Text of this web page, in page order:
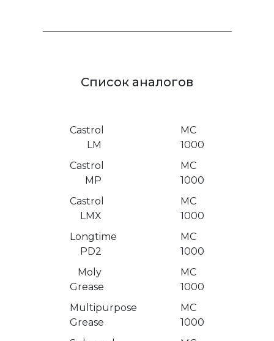
Список аналогов
Castrol
LM
МС
1000
Castrol
MP
МС
1000
Castrol
LMX
МС
1000
Longtime
PD2
МС
1000
Moly
Grease
МС
1000
Multipurpose
Grease
МС
1000